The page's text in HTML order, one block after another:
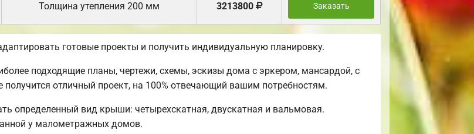
Толщина утепления 200 мм 3213800 Заказать
готовые проекты и получить индивидуальную планировку.
подходящие планы, чертежи, схемы, эскизы дома с эркером, мансардой, с
отличный проект, на 100% отвечающий вашим потребностям.
определенный вид крыши: четырехскатная, двускатная и вальмовая.
у малометражных домов.